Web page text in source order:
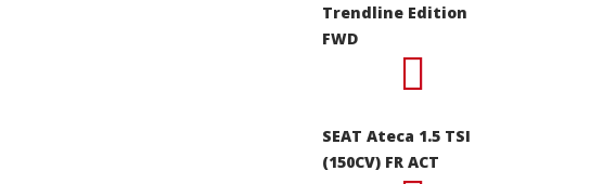
Trendline Edition
FWD
SEAT Ateca 1.5 TSI
(150CV) FR ACT